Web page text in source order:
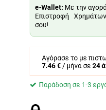
e-Wallet: Με την
Επιστροφή
σου!
Αγόρασε το με
7.46 € / μήνα σε 24
Παράδοση σε 1-3